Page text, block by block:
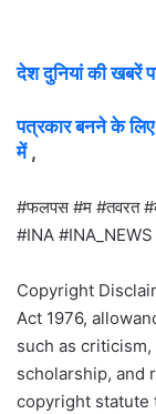
देश दुनियां की खबरें
पत्रकार बनने के
में ,
#फलपस #म #तवरत
#INA
Copyright
Act 1976,
such as
scholarship, and
copyright statute